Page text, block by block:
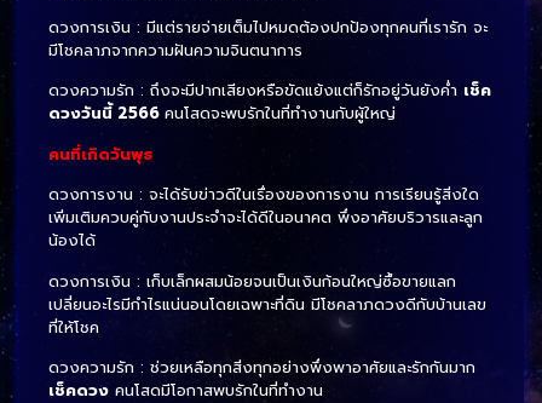
ดวงการเงิน : มีแต่รายจ่ายเต็มไปหมดต้องปกป้องทุกคนที่เรารัก จะ
มีโชคลาภจากความฝันความจินตนาการ
ดวงความรัก : ถึงจะมีปากเสียงหรือขัดแย้งแต่ก็รักอยู่วันยังค่ำ เช็ค
ดวงวันนี้ 2566 คนโสดจะพบรักในที่ทำงานกับผู้ใหญ่
คนที่เกิดวันพุธ
ดวงการงาน : จะได้รับข่าวดีในเรื่องของการงาน การเรียนรู้สิ่งใด
เพิ่มเติมควบคู่กับงานประจำจะได้ดีในอนาคต พึ่งอาศัยบริวารและลูก
น้องได้
ดวงการเงิน : เก็บเล็กผสมน้อยจนเป็นเงินก้อนใหญ่ซื้อขายแลก
เปลี่ยนอะไรมีกำไรแน่นอนโดยเฉพาะที่ดิน มีโชคลาภดวงดีกับบ้านเลข
ที่ให้โชค
ดวงความรัก : ช่วยเหลือทุกสิ่งทุกอย่างพึ่งพาอาศัยและรักกันมาก
เช็คดวง คนโสดมีโอกาสพบรักในที่ทำงาน